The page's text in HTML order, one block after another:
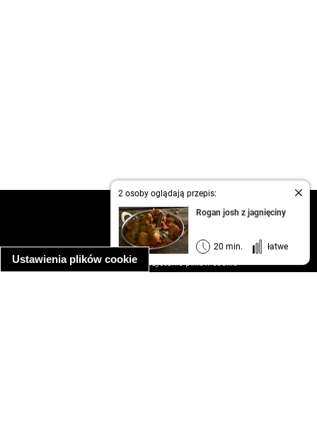
Ustawienia plików cookie
2 osoby oglądają przepis:
Rogan josh z jagnięciny
20 min. łatwe
kontakt
regulamin
informacja o prywatności
informacja o wykorzystaniu plików cookie